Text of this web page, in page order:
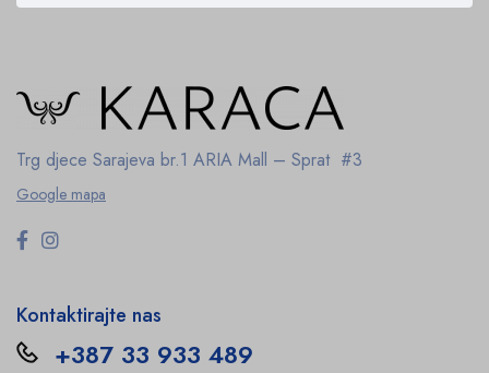
Trg djece Sarajeva br.1 ARIA Mall – Sprat #3
Google mapa
Kontaktirajte nas
+387 33 933 489